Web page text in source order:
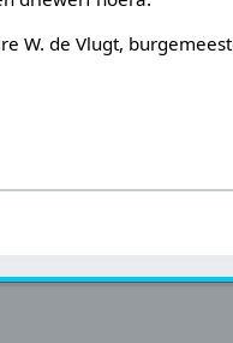
W. de Vlugt,